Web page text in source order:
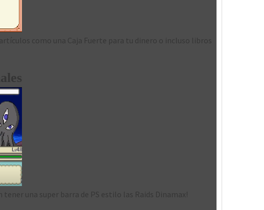
como una Caja Fuerte para tu dinero o incluso libros
una super barra de PS estilo las Raids Dinamax!